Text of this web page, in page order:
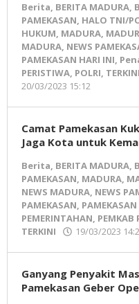
Berita, BERITA MADURA,
PAMEKASAN, HALO TNI/
HUKUM, MADURA,
MADURA, NEWS
PAMEKASAN HARI INI,
PERISTIWA, POLRI, TERKINI
20/03/2023 15:12
Camat Pamekasan
Jaga Kota untuk
Berita, BERITA MADURA,
PAMEKASAN, MADURA,
NEWS MADURA, NEWS
PAMEKASAN,
PEMERINTAHAN, PEMKAB
TERKINI
19/03/2023
Ganyang Penyakit
Pamekasan Geber